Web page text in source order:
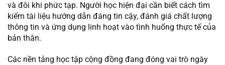
và đôi khi phức tạp. Người học hiện đại cần biết cách tìm
kiếm tài liệu hướng dẫn đáng tin cậy, đánh giá chất lượng
thông tin và ứng dụng linh hoạt vào tình huống thực tế của
bản thân.
Các nền tảng học tập cộng đồng đang đóng vai trò ngày